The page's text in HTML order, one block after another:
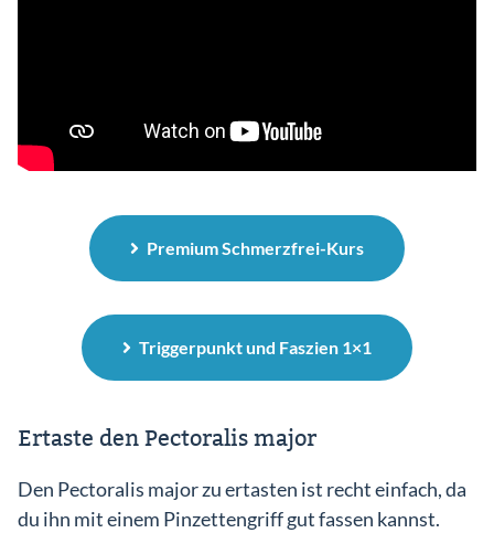
Premium Schmerzfrei-Kurs
Triggerpunkt und Faszien 1×1
Ertaste den Pectoralis major
Den Pectoralis major zu ertasten ist recht einfach, da
du ihn mit einem Pinzettengriff gut fassen kannst.